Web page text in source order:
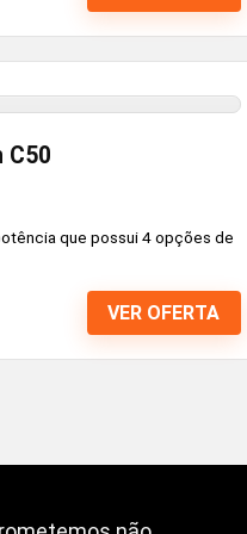
C50
que possui 4 opções de
VER OFERTA